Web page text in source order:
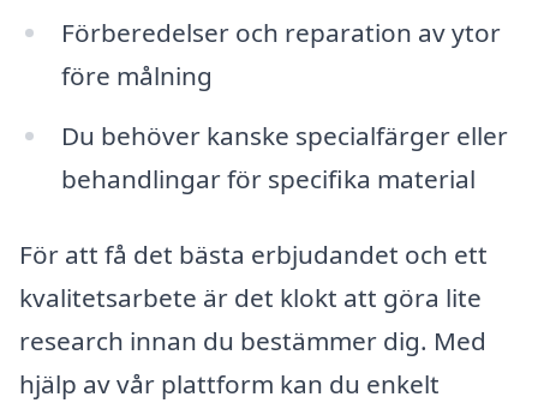
Förberedelser och reparation av ytor
före målning
Du behöver kanske specialfärger eller
behandlingar för specifika material
För att få det bästa erbjudandet och ett
kvalitetsarbete är det klokt att göra lite
research innan du bestämmer dig. Med
hjälp av vår plattform kan du enkelt